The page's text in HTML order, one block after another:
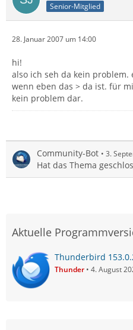
Senior-Mitglied
28. Januar 2007 um 14:00
hi!
also ich seh da kein
wenn eben das > da ist. für
kein problem dar.
Community-Bot 3.
Hat das Thema
Aktuelle
Thunderbird
Thunder 4. August